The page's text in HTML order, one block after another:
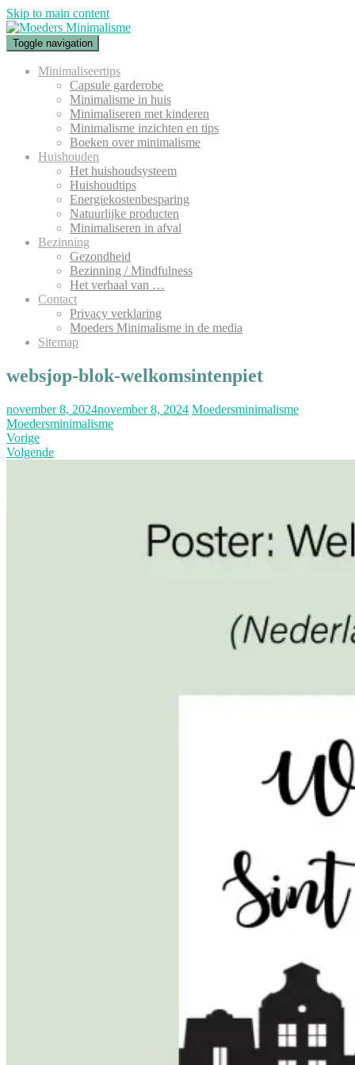
Skip to main content
Toggle navigation
Minimaliseertips
Capsule garderobe
Minimalisme in huis
Minimaliseren met kinderen
Minimalisme inzichten en tips
Boeken over minimalisme
Huishouden
Het huishoudsysteem
Huishoudtips
Energiekostenbesparing
Natuurlijke producten
Minimaliseren in afval
Bezinning
Gezondheid
Bezinning / Mindfulness
Het verhaal van …
Contact
Privacy verklaring
Moeders Minimalisme in de media
Sitemap
websjop-blok-welkomsintenpiet
november 8, 2024november 8, 2024 Moedersminimalisme
Moedersminimalisme
Vorige
Volgende